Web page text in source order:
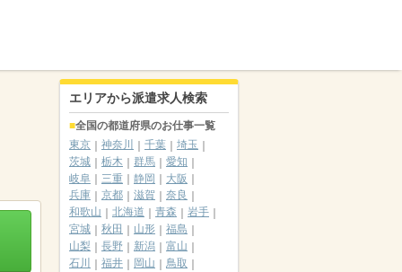
エリアから派遣求人検索
全国の都道府県のお仕事一覧
東京
神奈川 千葉
埼玉
茨城
栃木 群馬
愛知
岐阜
三重 静岡
大阪
兵庫
京都 滋賀
奈良
和歌山
北海道 青森
岩手
宮城
秋田 山形
福島
山梨
長野 新潟
富山
石川
福井 岡山
鳥取